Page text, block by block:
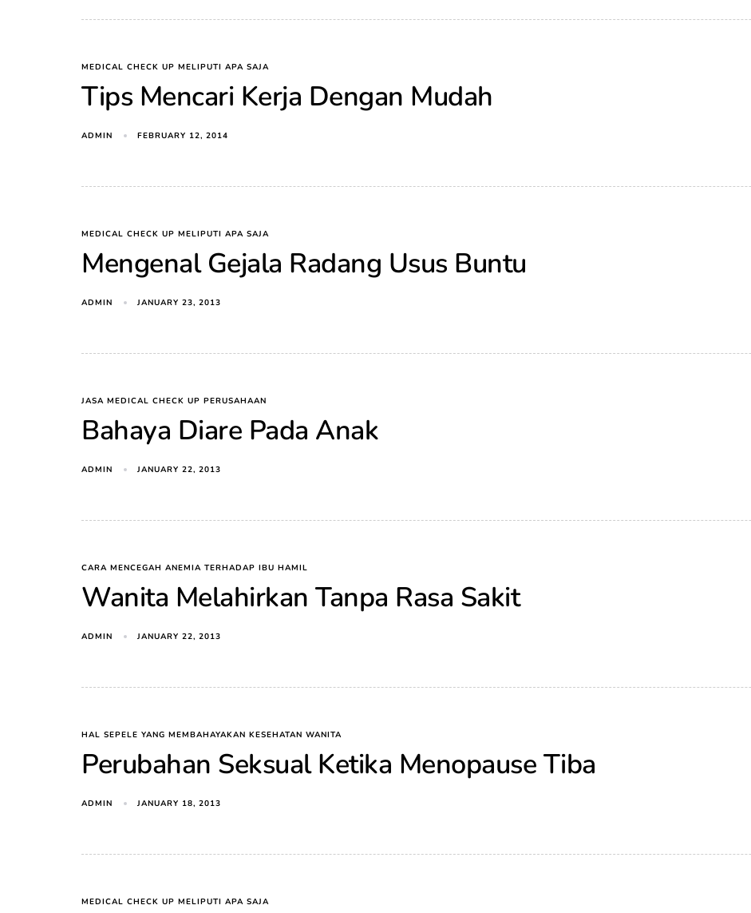
MEDICAL CHECK UP MELIPUTI APA SAJA
Tips Mencari Kerja Dengan Mudah
ADMIN FEBRUARY 12, 2014
MEDICAL CHECK UP MELIPUTI APA SAJA
Mengenal Gejala Radang Usus Buntu
ADMIN JANUARY 23, 2013
JASA MEDICAL CHECK UP PERUSAHAAN
Bahaya Diare Pada Anak
ADMIN JANUARY 22, 2013
CARA MENCEGAH ANEMIA TERHADAP IBU HAMIL
Wanita Melahirkan Tanpa Rasa Sakit
ADMIN JANUARY 22, 2013
HAL SEPELE YANG MEMBAHAYAKAN KESEHATAN WANITA
Perubahan Seksual Ketika Menopause Tiba
ADMIN JANUARY 18, 2013
MEDICAL CHECK UP MELIPUTI APA SAJA